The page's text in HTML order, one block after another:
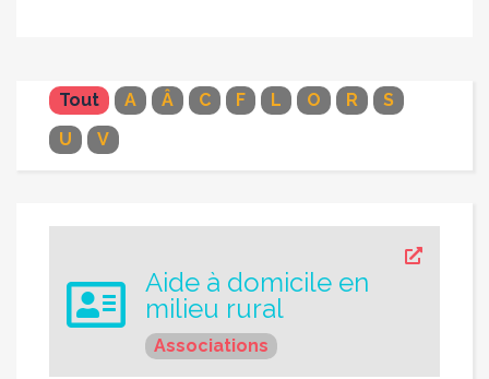
Tout A Â C F L O R
S
U
V
Aide à domicile en
milieu rural
Associations